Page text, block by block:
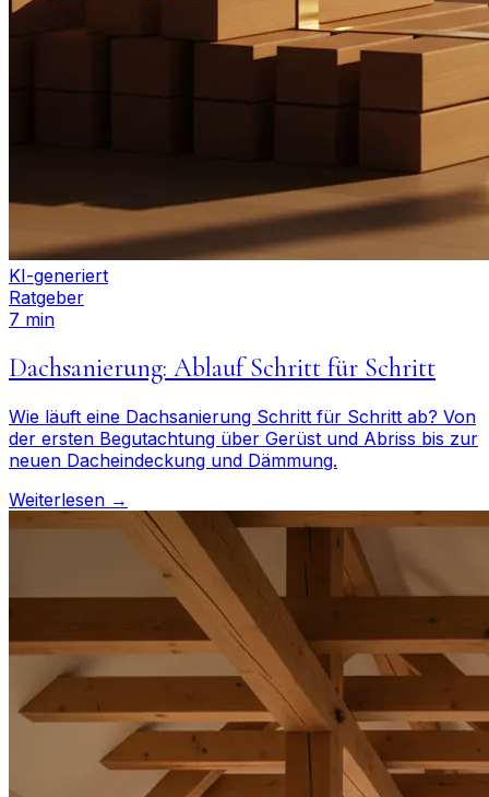
KI-generiert
Ratgeber
7 min
Dachsanierung: Ablauf Schritt für Schritt
Wie läuft eine Dachsanierung Schritt für Schritt ab? Von
der ersten Begutachtung über Gerüst und Abriss bis zur
neuen Dacheindeckung und Dämmung.
Weiterlesen →